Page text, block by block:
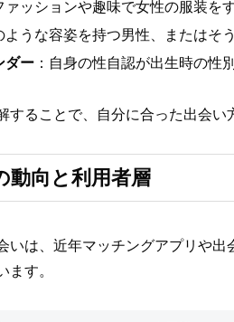
ァッションや趣味で女性の服装を
ような容姿を持つ男性、またはそ
ダー ：自身の性自認が出生時の性
することで、自分に合った出会い
動向と利用者層
いは、近年マッチングアプリや
ます。